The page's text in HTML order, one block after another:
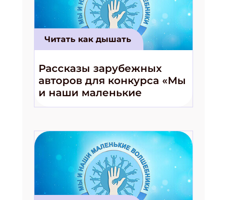
Читать как дышать
Рассказы зарубежных
авторов для конкурса «Мы
и наши маленькие
волшебники!»